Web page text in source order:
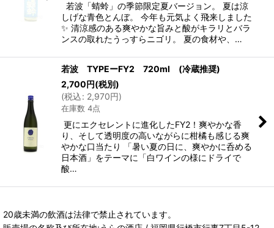
若波「蜻蛉」の季節限定夏バージョン。 夏は涼
しげな青色とんぼ。 今年も元気よく飛来しました
✨ 清涼感のある爽やかな旨みと酸がキラリとバラ
ンスの取れたうっすらニゴリ。 夏の食材や、…
若波 TYPEーFY2 720ml (冷蔵推奨)
2,700円(税別)
(税込: 2,970円)
在庫数 4点
更にエクセレントに進化したFY2！爽やかな香
り、そして透明度の高いながらに柑橘も感じる爽
やかな口当たり 「暑い夏の日に、爽やかに呑める
日本酒」をテーマに「白ワインの様にドライで
酸…
20歳未満の飲酒は法律で禁止されています。